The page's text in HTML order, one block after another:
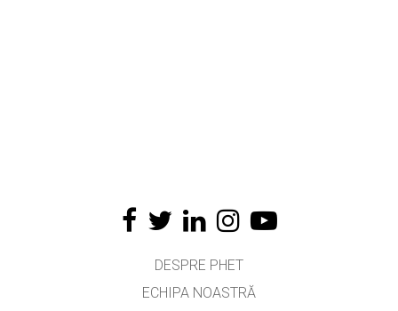
DESPRE PHET
ECHIPA NOASTRĂ